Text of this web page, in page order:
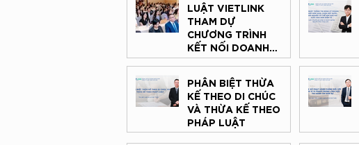
LUẬT SƯ BÀO CHỮA
LUẬT VIETLINK
THAM DỰ
CHƯƠNG TRÌNH
KẾT NỐI DOANH
NGHIỆP VIỆT NAM
ĐỒNG HÀNH
CÙNG DOANH
NGHIỆP CÓ VỐN
ĐẦU TƯ NƯỚC
PHÂN BIỆT THỪA
KẾ THEO DI CHÚC
VÀ THỪA KẾ THEO
PHÁP LUẬT